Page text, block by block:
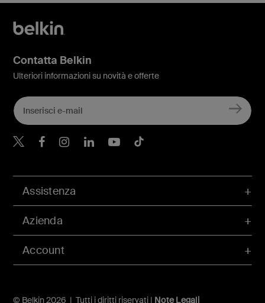
Account
Assistenza
Azienda
© Belkin 2026 | Tutti i diritti riservati | Note Legali
Contatta Belkin
Ulteriori informazioni su novità e offerte
Belkin Twitter
Belkin Facebook
Belkin Instagram
Belkin LinkedIn
Belkin Youtube
Belkin TikTok